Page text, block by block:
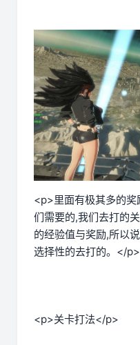
<p>里面有极其多的
们需要的,我们去打的
的经验值与奖励,所以
选择性的去打的。</p>
<p>关卡打法</p>